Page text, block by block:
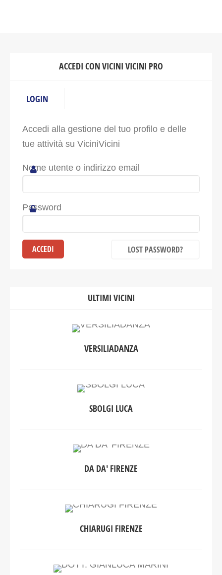
ACCEDI CON VICINI VICINI PRO
LOGIN
Accedi alla gestione del tuo profilo e delle
tue attività su ViciniVicini
Nome utente o indirizzo email
Password
LOST PASSWORD?
ULTIMI VICINI
VERSILIADANZA
SBOLGI LUCA
DA DA' FIRENZE
CHIARUGI FIRENZE